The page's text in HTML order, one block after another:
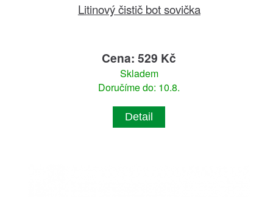
Litinový čistič bot sovička
Cena: 529 Kč
Skladem
Doručíme do: 10.8.
Detail